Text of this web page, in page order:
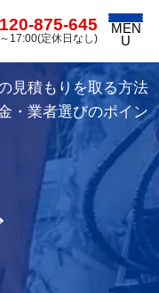
875-645
17:00(定休日なし)
MEN
U
見積もりを取る方法
・業者選びのポイン